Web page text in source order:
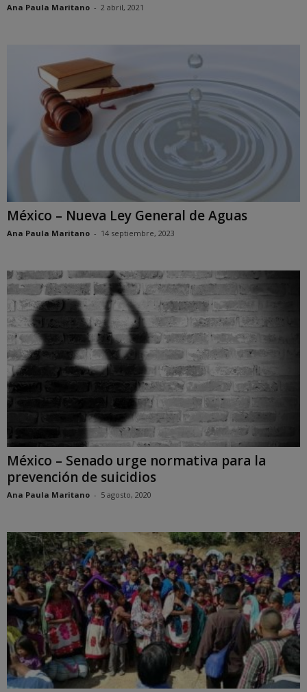
Ana Paula Maritano - 2 abril, 2021
México – Nueva Ley General de Aguas
Ana Paula Maritano - 14 septiembre, 2023
México – Senado urge normativa para la
prevención de suicidios
Ana Paula Maritano - 5 agosto, 2020